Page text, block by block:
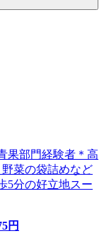
果部門経験者＊高
菜の袋詰めなど
5分の好立地スー
円